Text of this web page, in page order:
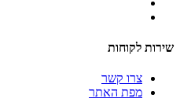
שירות לקוחות
צרו קשר
מפת האתר